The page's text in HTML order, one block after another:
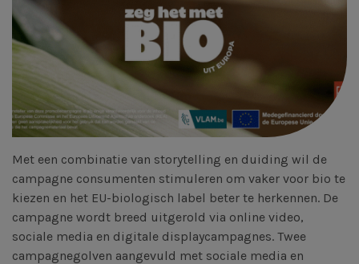
Met een combinatie van storytelling en duiding wil de
campagne consumenten stimuleren om vaker voor bio te
kiezen en het EU-biologisch label beter te herkennen. De
campagne wordt breed uitgerold via online video,
sociale media en digitale displaycampagnes. Twee
campagnegolven aangevuld met sociale media en